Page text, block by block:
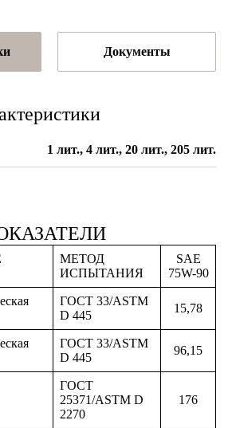
Документы
1 лит., 4 лит., 20 лит., 205 лит.
МЕТОД
ИСПЫТАНИЯ
SAE
75W-90
ГОСТ 33/ASTM
D 445
15,78
ГОСТ 33/ASTM
D 445
96,15
ГОСТ
25371/ASTM D
2270
176